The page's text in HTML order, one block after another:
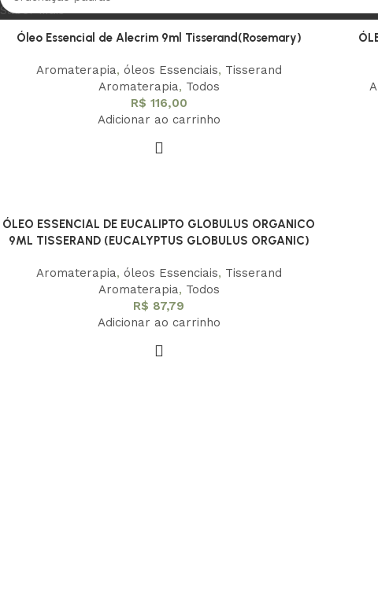
Saber Mais
Óleo Essencial de Alecrim 9ml Tisserand(Rosemary)
Aromaterapia, óleos Essenciais, Tisserand
Aromaterapia, Todos
R$ 116,00
Adicionar ao carrinho
ÓLEO ESSENCIAL DE EUCALIPTO GLOBULUS ORGANICO
9ML TISSERAND (EUCALYPTUS GLOBULUS ORGANIC)
Aromaterapia, óleos Essenciais, Tisserand
Aromaterapia, Todos
R$ 87,79
Adicionar ao carrinho